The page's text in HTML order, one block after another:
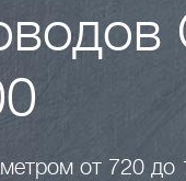
от 720 до